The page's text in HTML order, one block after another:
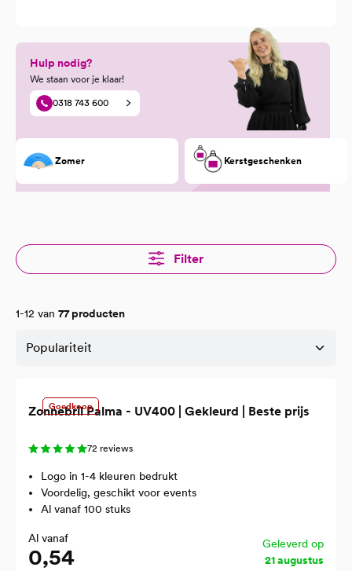
Hulp nodig?
We staan voor je klaar!
0318 743 600
Zomer Kerstgeschenken
Filter
1-12 van 77 producten
Goedkoop
Zonnebril Palma - UV400 | Gekleurd | Beste prijs
72 reviews
Logo in 1-4 kleuren bedrukt
Voordelig, geschikt voor events
Al vanaf 100 stuks
Al vanaf
0,54
Geleverd op
21 augustus